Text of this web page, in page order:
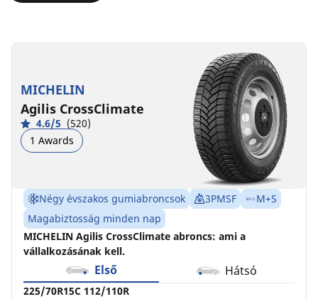
MICHELIN
Agilis CrossClimate
4.6/5 (520)
1 Awards
Négy évszakos gumiabroncsok 3PMSF
M+S
Magabiztosság minden nap
MICHELIN Agilis CrossClimate abroncs: ami a
vállalkozásának kell.
Első Hátsó
225/70R15C 112/110R
C
A
C
A
C
B